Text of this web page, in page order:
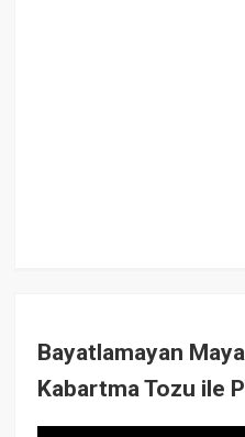
Bayatlamayan
Kabartma Tozu ile